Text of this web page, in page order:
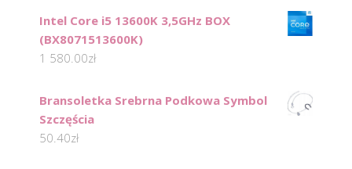
Intel Core i5 13600K 3,5GHz BOX
(BX8071513600K)
1 580.00zł
Bransoletka Srebrna Podkowa Symbol
Szczęścia
50.40zł